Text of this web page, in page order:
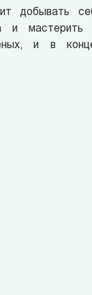
добывать
мастерить
и в